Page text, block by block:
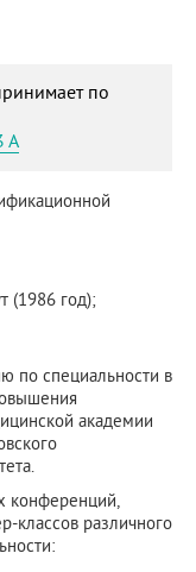
по
А
(1986 год);
по специальности в
академии
конференций,
классов различного